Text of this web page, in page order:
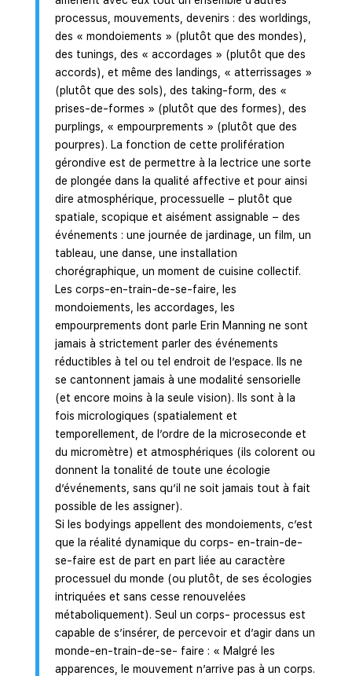
processus, mouvements, devenirs : des worldings,
des « mondoiements » (plutôt que des mondes),
des tunings, des « accordages » (plutôt que des
accords), et même des landings, « atterrissages »
(plutôt que des sols), des taking-form, des «
prises-de-formes » (plutôt que des formes), des
purplings, « empourprements » (plutôt que des
pourpres). La fonction de cette prolifération
gérondive est de permettre à la lectrice une sorte
de plongée dans la qualité affective et pour ainsi
dire atmosphérique, processuelle – plutôt que
spatiale, scopique et aisément assignable – des
événements : une journée de jardinage, un film, un
tableau, une danse, une installation
chorégraphique, un moment de cuisine collectif.
Les corps-en-train-de-se-faire, les
mondoiements, les accordages, les
empourprements dont parle Erin Manning ne sont
jamais à strictement parler des événements
réductibles à tel ou tel endroit de l’espace. Ils ne
se cantonnent jamais à une modalité sensorielle
(et encore moins à la seule vision). Ils sont à la
fois micrologiques (spatialement et
temporellement, de l’ordre de la microseconde et
du micromètre) et atmosphériques (ils colorent ou
donnent la tonalité de toute une écologie
d’événements, sans qu’il ne soit jamais tout à fait
possible de les assigner).
Si les bodyings appellent des mondoiements, c’est
que la réalité dynamique du corps- en-train-de-
se-faire est de part en part liée au caractère
processuel du monde (ou plutôt, de ses écologies
intriquées et sans cesse renouvelées
métaboliquement). Seul un corps- processus est
capable de s’insérer, de percevoir et d’agir dans un
monde-en-train-de-se- faire : « Malgré les
apparences, le mouvement n’arrive pas à un corps.